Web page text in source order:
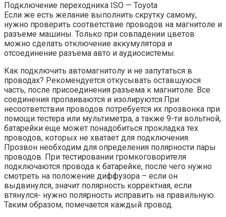
Подключение переходника ISO — Toyota
Если же есть желание выполнить скрутку самому,
нужно проверить соответствие проводов на магнитоле и
разъеме машины. Только при совпадении цветов
можно сделать отключение аккумулятора и
отсоединение разъема авто и аудиосистемы.
Как подключить автомагнитолу и не запутаться в
проводах? Рекомендуется откусывать оставшуюся
часть, после присоединения разъема к магнитоле. Все
соединения пропаиваются и изолируются.При
несоответствии проводов потребуется их прозвонка при
помощи тестера или мультиметра, а также 9-ти вольтной,
батарейки еще может понадобиться прокладка тех
проводов, которых не хватает для подключения.
Прозвон необходим для определения полярности пары
проводов. При тестировании громкоговорителя
подключаются провода к батарейке, после чего нужно
смотреть на положение диффузора – если он
выдвинулся, значит полярность корректная, если
втянулся- нужно полярность исправить на правильную.
Таким образом, помечается каждый провод.